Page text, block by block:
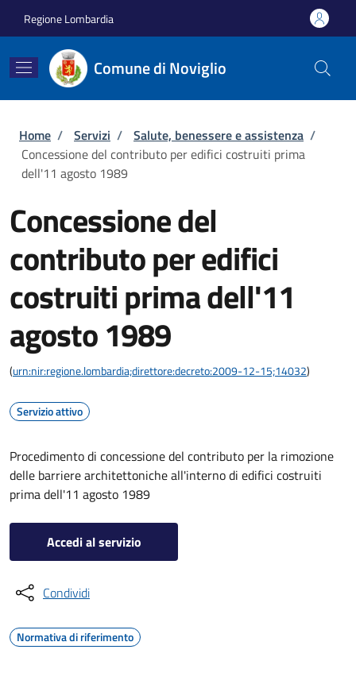
Regione Lombardia
Comune di Noviglio
Briciole di pane
Home / Servizi / Salute, benessere e assistenza /
Concessione del contributo per edifici costruiti prima
dell'11 agosto 1989
Concessione del
contributo per edifici
costruiti prima dell'11
agosto 1989
(urn:nir:regione.lombardia;direttore:decreto:2009-12-15;14032)
Servizio attivo
Procedimento di concessione del contributo per la rimozione
delle barriere architettoniche all'interno di edifici costruiti
prima dell'11 agosto 1989
Accedi al servizio
Condividi
Normativa di riferimento